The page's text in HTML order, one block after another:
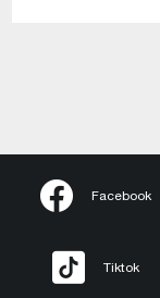
Facebook
Tiktok